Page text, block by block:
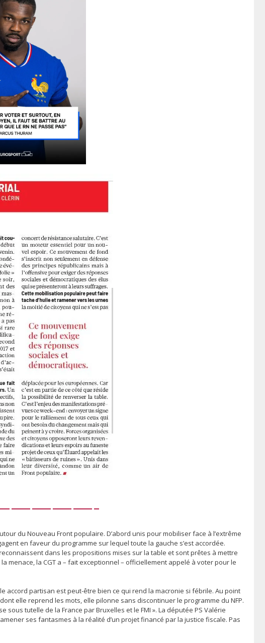
du Nouveau Front populaire. D’abord unis pour mobiliser face à l’extrême
en faveur du programme sur lequel toute la gauche s’est accordée.
dans les propositions mises sur la table et sont prêtes à mettre
menace, la CGT a – fait exceptionnel – officiellement appelé à voter pour le
accord partisan est peut-être bien ce qui rend la macronie si fébrile. Au point
elle reprend les mots, elle pilonne sans discontinuer le programme du NFP.
sous tutelle de la France par Bruxelles et le FMI ». La députée PS Valérie
ses fantasmes à la réalité d’un projet financé par la justice fiscale. Pas